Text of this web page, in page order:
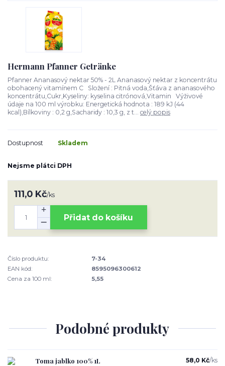
Hermann Pfanner Getränke
Pfanner Ananasový nektar 50% - 2L Ananasový nektar z koncentrátu
obohacený vitamínem C Složení : Pitná voda,Šťáva z ananasového
koncentrátu,Cukr,Kyseliny: kyselina citrónová,Vitamin Výživové
údaje na 100 ml výrobku: Energetická hodnota : 189 kJ (44
kcal),Bílkoviny : 0,2 g,Sacharidy : 10,3 g, z t... celý popis
Dostupnost Skladem
Nejsme plátci DPH
111,0 Kč/ks
Přidat do košíku
Číslo produktu:
7-34
EAN kód:
8595096300612
Cena za 100 ml:
5,55
Podobné produkty
Toma jablko 100% 1L 58,0 Kč/ks